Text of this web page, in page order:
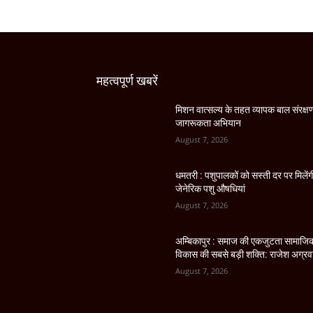
महत्वपूर्ण खबरें
मिशन वात्सल्य के तहत व्यापक बाल
जागरूकता अभियान
August 7, 2026
धमतरी : पशुपालकों को सस्ती दर पर
जेनेरिक पशु औषधियां
August 7, 2026
अम्बिकापुर : समाज की एकजुटता
विकास की सबसे बड़ी शक्ति: राजेश
August 7, 2026